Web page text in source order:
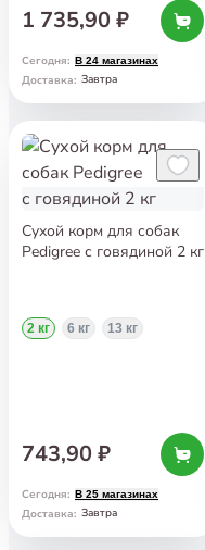
1 735,90 ₽
Сегодня: В 24 магазинах
Доставка: Завтра
Сухой корм для собак
Pedigree с говядиной 2 кг
2 кг 6 кг 13 кг
743,90 ₽
Сегодня: В 25 магазинах
Доставка: Завтра